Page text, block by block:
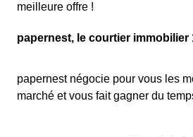
meilleure offre !
papernest, le courtier immobilier
papernest négocie pour vous les
marché et vous fait gagner du